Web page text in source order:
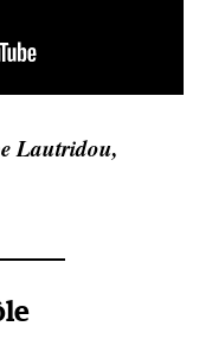
Lautridou,